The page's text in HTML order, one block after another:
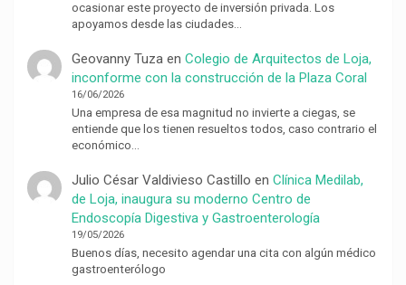
ocasionar este proyecto de inversión privada. Los
apoyamos desde las ciudades…
Geovanny Tuza en Colegio de Arquitectos de Loja,
inconforme con la construcción de la Plaza Coral
16/06/2026
Una empresa de esa magnitud no invierte a ciegas, se
entiende que los tienen resueltos todos, caso contrario el
económico…
Julio César Valdivieso Castillo en Clínica Medilab,
de Loja, inaugura su moderno Centro de
Endoscopía Digestiva y Gastroenterología
19/05/2026
Buenos días, necesito agendar una cita con algún médico
gastroenterólogo